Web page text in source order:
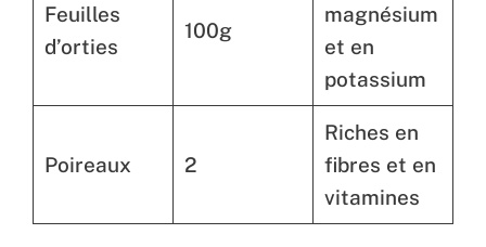
Feuilles
d’orties
100g
magnésium
et en
potassium
Poireaux 2
Riches en
fibres et en
vitamines